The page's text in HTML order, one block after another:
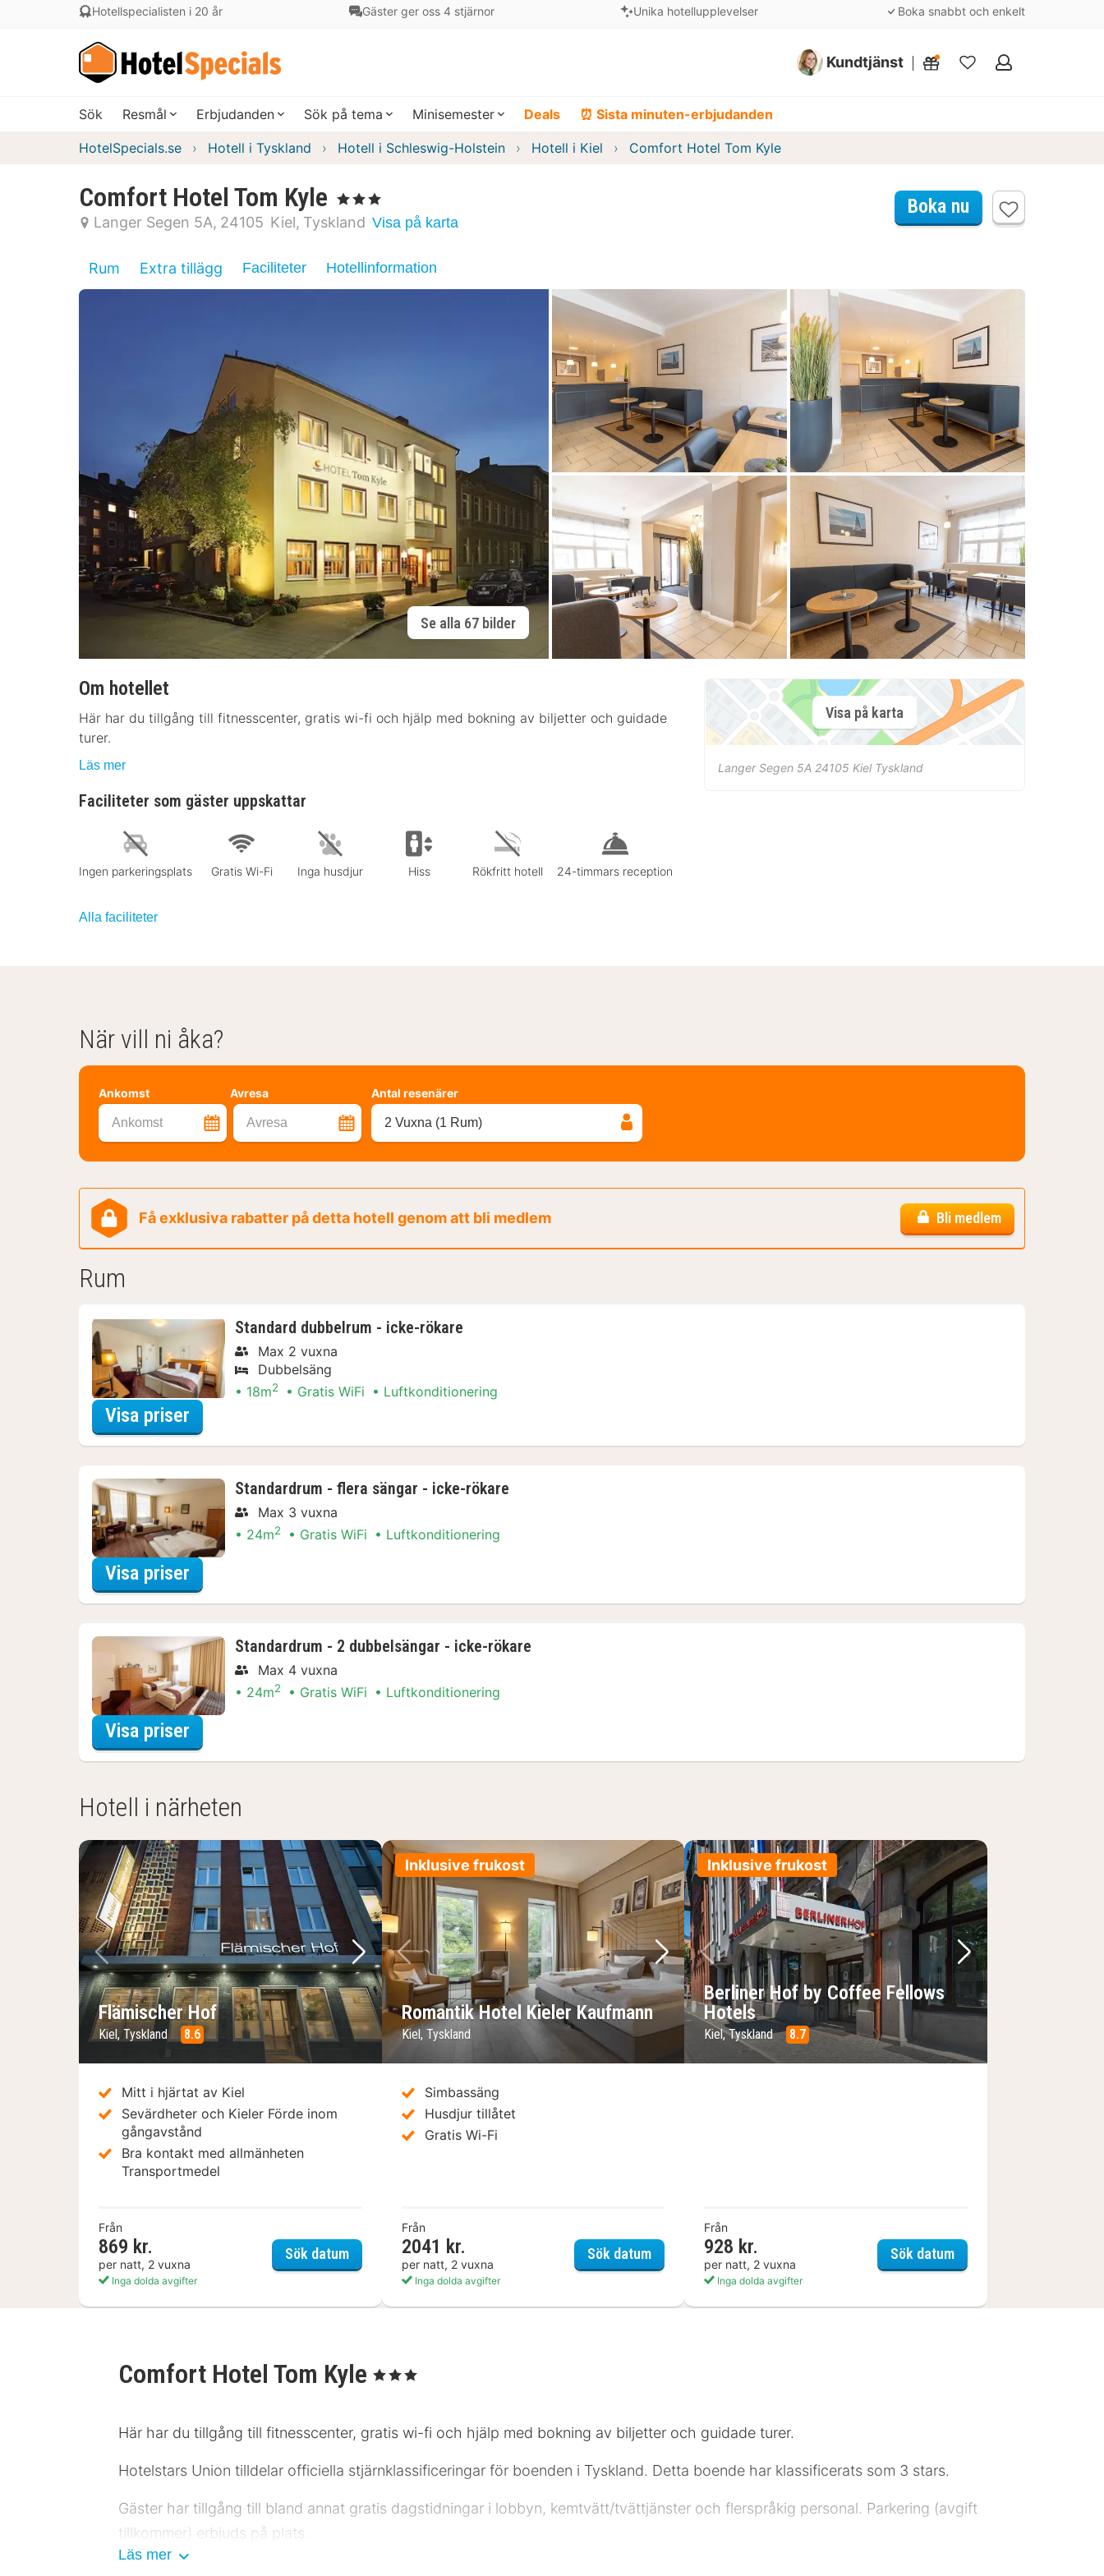
Hotellspecialisten i 20 år Gäster ger oss 4 stjärnor Unika hotellupplevelser Boka snabbt och enkelt
Kundtjänst
Mina
Sök Resmål Erbjudanden Sök på tema Minisemester Deals ⏰ Sista minuten-erbjudanden
HotelSpecials.se Hotell i Tyskland Hotell i Schleswig-Holstein Hotell i Kiel Comfort Hotel Tom Kyle
Comfort Hotel Tom Kyle , 3 Stjärnor
Langer Segen 5A 24105 Kiel Tyskland Visa på karta
Boka nu
Rum Extra tillägg Faciliteter Hotellinformation
Se alla 67 bilder
Om hotellet
Här har du tillgång till fitnesscenter, gratis wi-fi och hjälp med bokning av biljetter och guidade
turer.
Läs mer
Faciliteter som gäster uppskattar
Ingen parkeringsplats Gratis Wi-Fi Inga husdjur Hiss Rökfritt hotell 24-timmars reception
Alla faciliteter
Visa på karta
Langer Segen 5A 24105 Kiel Tyskland
När vill ni åka?
Ankomst Avresa
Ankomst Avresa
Antal resenärer
2 Vuxna (1 Rum)
Få exklusiva rabatter på detta hotell genom att bli medlem Bli medlem
Rum
Standard dubbelrum - icke-rökare
Max 2 vuxna
Dubbelsäng
18m2 Gratis WiFi Luftkonditionering
Visa priser
Standardrum - flera sängar - icke-rökare
Max 3 vuxna
24m2 Gratis WiFi Luftkonditionering
Visa priser
Standardrum - 2 dubbelsängar - icke-rökare
Max 4 vuxna
24m2 Gratis WiFi Luftkonditionering
Visa priser
Hotell i närheten
Föregående bild
Nästa bild
Flämischer Hof
Kiel, Tyskland 8.6
Mitt i hjärtat av Kiel
Sevärdheter och Kieler Förde inom
gångavstånd
Bra kontakt med allmänheten
Transportmedel
Från
869 kr.
per natt, 2 vuxna
Inga dolda avgifter
Sök datumFlämischer Hof
Inklusive frukost
Föregående bild
Nästa bild
Romantik Hotel Kieler Kaufmann
Kiel, Tyskland
Simbassäng
Husdjur tillåtet
Gratis Wi-Fi
Från
2041 kr.
per natt, 2 vuxna
Inga dolda avgifter
Sök datumRomantik Hotel Kieler Kaufmann
Inklusive frukost
Föregående bild
Nästa bild
Berliner Hof by Coffee Fellows
Hotels
Kiel, Tyskland 8.7
Från
928 kr.
per natt, 2 vuxna
Inga dolda avgifter
Sök datumBerliner Hof by Coffee
Comfort Hotel Tom Kyle , 3 Stjärnor
Här har du tillgång till fitnesscenter, gratis wi-fi och hjälp med bokning av biljetter och guidade turer.
Hotelstars Union tilldelar officiella stjärnklassificeringar för boenden i Tyskland. Detta boende har klassificerats som 3 stars.
Gäster har tillgång till bland annat gratis dagstidningar i lobbyn, kemtvätt/tvättjänster och flerspråkig personal. Parkering (avgift
tillkommer) erbjuds på plats.
Läs mer